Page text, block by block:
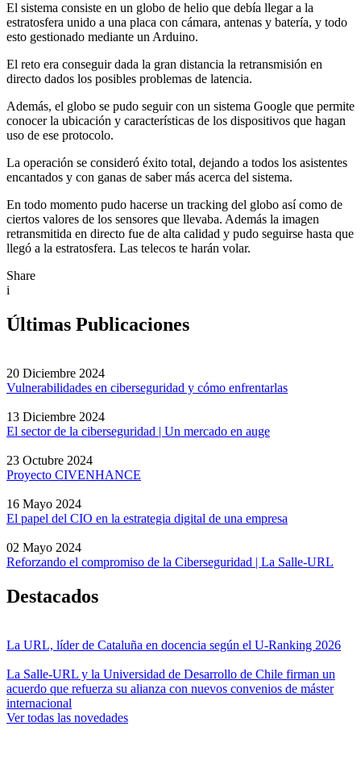
El sistema consiste en un globo de helio que debía llegar a la
estratosfera unido a una placa con cámara, antenas y batería, y todo
esto gestionado mediante un Arduino.
El reto era conseguir dada la gran distancia la retransmisión en
directo dados los posibles problemas de latencia.
Además, el globo se pudo seguir con un sistema Google que permite
conocer la ubicación y características de los dispositivos que hagan
uso de ese protocolo.
La operación se consideró éxito total, dejando a todos los asistentes
encantados y con ganas de saber más acerca del sistema.
En todo momento pudo hacerse un tracking del globo así como de
ciertos valores de los sensores que llevaba. Además la imagen
retransmitida en directo fue de alta calidad y pudo seguirse hasta que
llegó a la estratosfera. Las telecos te harán volar.
Share
i
Últimas Publicaciones
20 Diciembre 2024
Vulnerabilidades en ciberseguridad y cómo enfrentarlas
13 Diciembre 2024
El sector de la ciberseguridad | Un mercado en auge
23 Octubre 2024
Proyecto CIVENHANCE
16 Mayo 2024
El papel del CIO en la estrategia digital de una empresa
02 Mayo 2024
Reforzando el compromiso de la Ciberseguridad | La Salle-URL
Destacados
La URL, líder de Cataluña en docencia según el U-Ranking 2026
La Salle-URL y la Universidad de Desarrollo de Chile firman un
acuerdo que refuerza su alianza con nuevos convenios de máster
internacional
Ver todas las novedades